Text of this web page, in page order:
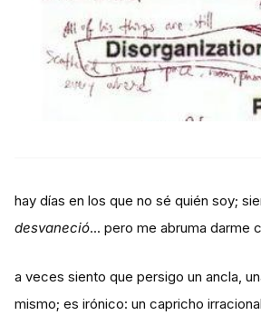
hay días en los que no sé quién soy;
desvaneció... pero me abruma darme
a veces siento que persigo un ancla,
mismo; es irónico: un capricho